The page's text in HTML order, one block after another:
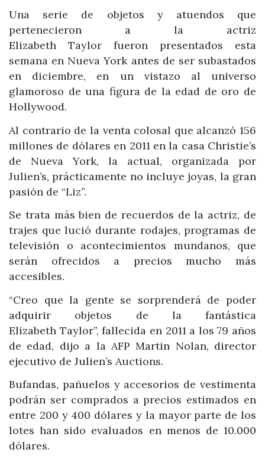
Una serie de objetos y atuendos que
pertenecieron a la actriz
Elizabeth Taylor fueron presentados esta
semana en Nueva York antes de ser subastados
en diciembre, en un vistazo al universo
glamoroso de una figura de la edad de oro de
Hollywood.
Al contrario de la venta colosal que alcanzó 156
millones de dólares en 2011 en la casa Christie’s
de Nueva York, la actual, organizada por
Julien’s, prácticamente no incluye joyas, la gran
pasión de “Liz”.
Se trata más bien de recuerdos de la actriz, de
trajes que lució durante rodajes, programas de
televisión o acontecimientos mundanos, que
serán ofrecidos a precios mucho más
accesibles.
“Creo que la gente se sorprenderá de poder
adquirir objetos de la fantástica
Elizabeth Taylor”, fallecida en 2011 a los 79 años
de edad, dijo a la AFP Martin Nolan, director
ejecutivo de Julien’s Auctions.
Bufandas, pañuelos y accesorios de vestimenta
podrán ser comprados a precios estimados en
entre 200 y 400 dólares y la mayor parte de los
lotes han sido evaluados en menos de 10.000
dólares.